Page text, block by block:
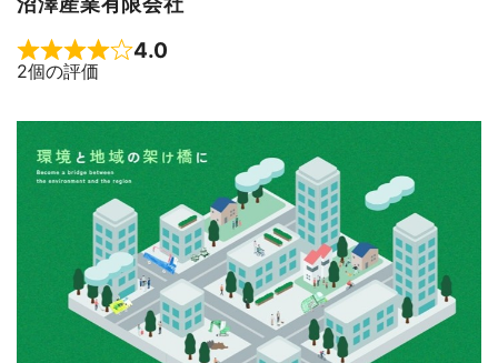
Rated 4 out of 5
4.0
2個の評価